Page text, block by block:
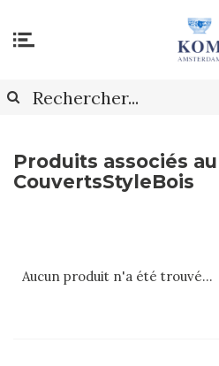
Produits associés
CouvertsStyleBois
Aucun produit n'a été trouvé...